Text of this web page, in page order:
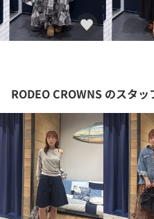
RODEO CROWNS のスタッ